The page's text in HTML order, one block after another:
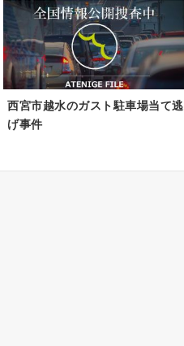
西宮市越水のガスト駐車場当て逃
げ事件